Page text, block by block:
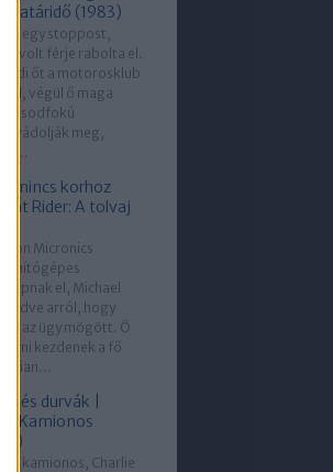
határidő (1983)
egy stoppost,
volt férje rabolta el.
őt a motorosklub
végül ő maga
másodfokú
vádolják meg,
nincs korhoz
Rider: A tolvaj
Micronics
lopnak el, Michael
arról, hogy
áll az ügy mögött. Ő
kezdenek a fő
Julian...
és durvák |
Kamionos
női kamionos, Charlie